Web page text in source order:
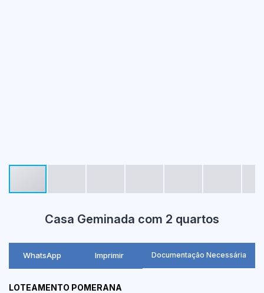
Casa Geminada com 2 quartos
WhatsApp Imprimir Documentação Necessária
LOTEAMENTO POMERANA